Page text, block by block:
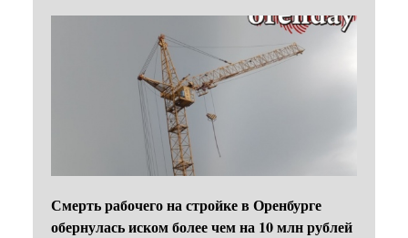
Смерть рабочего на стройке в Оренбурге
обернулась иском более чем на 10 млн рублей